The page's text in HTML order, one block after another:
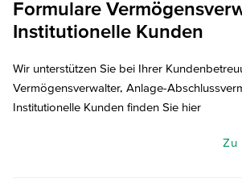
Formulare
Institutionelle Kunden
Wir unterstützen Sie bei Ihrer
Vermögensverwalter, Anlage-
Institutionelle Kunden finden Sie hier
Zu